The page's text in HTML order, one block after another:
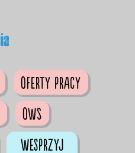
Oferty pracy
OWS
Wesprzyj